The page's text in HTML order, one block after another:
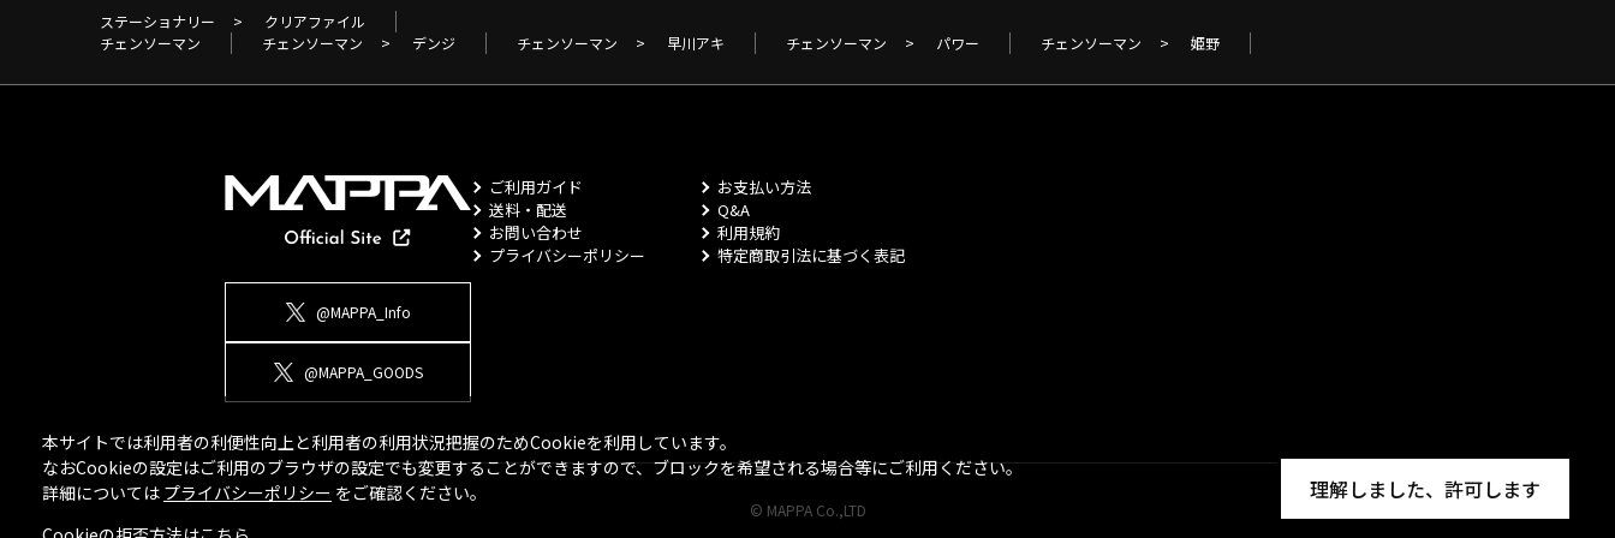
ステーショナリー >
クリアファイル
チェンソーマン
チェンソーマン > デンジ チェンソーマン > 早川アキ チェンソーマン > パワー チェンソーマン > 姫野
@MAPPA_Info
@MAPPA_GOODS
ご利用ガイド
お支払い方法
送料・配送
Q&A
お問い合わせ
利用規約
プライバシーポリシー
特定商取引法に基づく表記
© MAPPA Co.,LTD
本サイトでは利用者の利便性向上と利用者の利用状況把握のためCookieを利用しています。
なおCookieの設定はご利用のブラウザの設定でも変更することができますので、ブロックを希望される場合等にご利用ください。
詳細については プライバシーポリシー をご確認ください。
理解しました、許可します